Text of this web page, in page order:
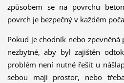
způsobem se na povrchu
povrch je bezpečný v každém
Pokud je chodník nebo
nezbytné, aby byl zajištěn
problém není nutné řešit u
sebou mají prostor, nebo